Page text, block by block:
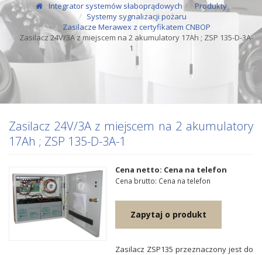
Integrator systemów słaboprądowych
Produkty
Systemy sygnalizacji pożaru
Zasilacze Merawex z certyfikatem CNBOP
Zasilacz 24V/3A z miejscem na 2 akumulatory 17Ah ; ZSP 135-D-3A-
1
Zasilacz 24V/3A z miejscem na 2 akumulatory
17Ah ; ZSP 135-D-3A-1
Cena netto: Cena na telefon
Cena brutto: Cena na telefon
Zapytaj o produkt
Zasilacz ZSP135 przeznaczony jest do